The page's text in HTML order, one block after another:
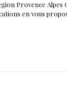
Provence Alpes
en vous